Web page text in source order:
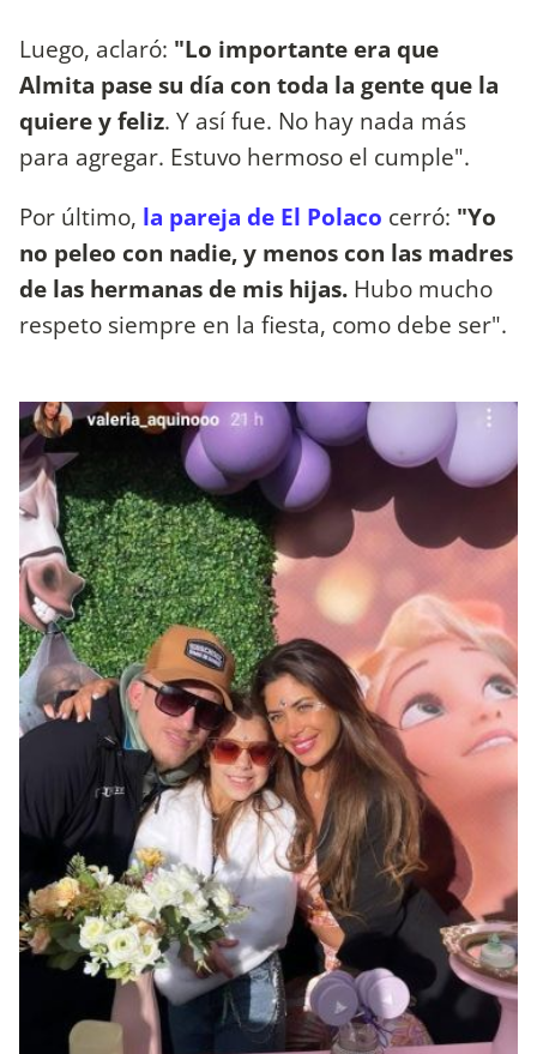
Luego, aclaró: "Lo importante era que
Almita pase su día con toda la gente que la
quiere y feliz. Y así fue. No hay nada más
para agregar. Estuvo hermoso el cumple".
Por último, la pareja de El Polaco cerró: "Yo
no peleo con nadie, y menos con las madres
de las hermanas de mis hijas. Hubo mucho
respeto siempre en la fiesta, como debe ser".